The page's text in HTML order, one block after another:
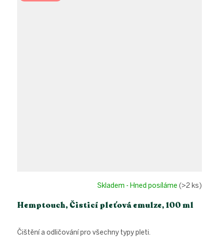
Hemptouch, Čisticí pleťová emulze, 100 ml
Skladem - Hned posíláme (>2 ks)
Čištění a odličování pro všechny typy pleti.